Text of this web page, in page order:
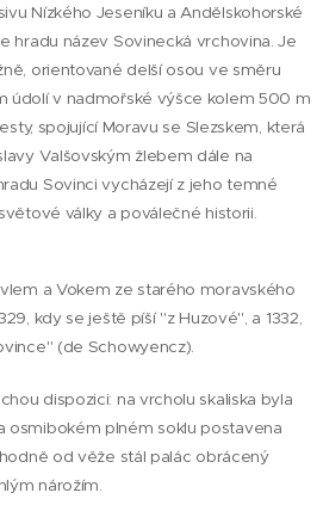
Nízkého Jeseníku a Andělskohorské
hradu název Sovinecká vrchovina. Je
orientované delší osou ve směru
údolí v nadmořské výšce kolem 500 m
spojující Moravu se Slezskem, která
Valšovským žlebem dále na
Sovinci vycházejí z jeho temné
války a poválečné historii.
a Vokem ze starého moravského
kdy se ještě píší "z Huzové", a 1332,
(de Schowyencz).
dispozici: na vrcholu skaliska byla
osmibokém plném soklu postavena
od věže stál palác obrácený
nárožím.